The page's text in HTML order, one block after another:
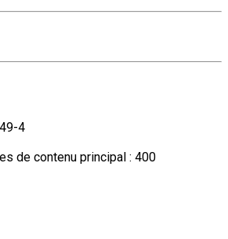
4
de contenu principal : 400